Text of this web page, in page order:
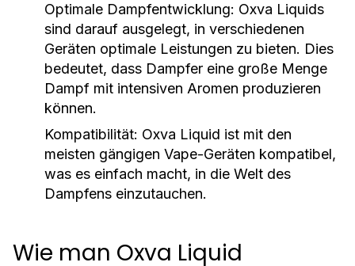
Optimale Dampfentwicklung: Oxva Liquids
sind darauf ausgelegt, in verschiedenen
Geräten optimale Leistungen zu bieten. Dies
bedeutet, dass Dampfer eine große Menge
Dampf mit intensiven Aromen produzieren
können.
Kompatibilität: Oxva Liquid ist mit den
meisten gängigen Vape-Geräten kompatibel,
was es einfach macht, in die Welt des
Dampfens einzutauchen.
Wie man Oxva Liquid